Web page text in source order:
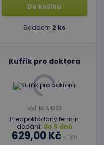
Do košíku
Skladem 2 ks
Kufřík pro doktora
kód: 1G A4383
Předpokládaný termín
dodání: do 5 dnů
629,00 Kčs DPH